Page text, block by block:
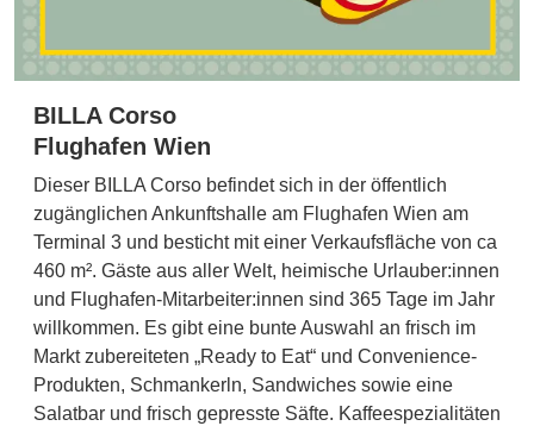
BILLA Corso
Flughafen Wien
Dieser BILLA Corso befindet sich in der öffentlich
zugänglichen Ankunftshalle am Flughafen Wien am
Terminal 3 und besticht mit einer Verkaufsfläche von ca
460 m². Gäste aus aller Welt, heimische Urlauber:innen
und Flughafen-Mitarbeiter:innen sind 365 Tage im Jahr
willkommen. Es gibt eine bunte Auswahl an frisch im
Markt zubereiteten „Ready to Eat“ und Convenience-
Produkten, Schmankerln, Sandwiches sowie eine
Salatbar und frisch gepresste Säfte. Kaffeespezialitäten